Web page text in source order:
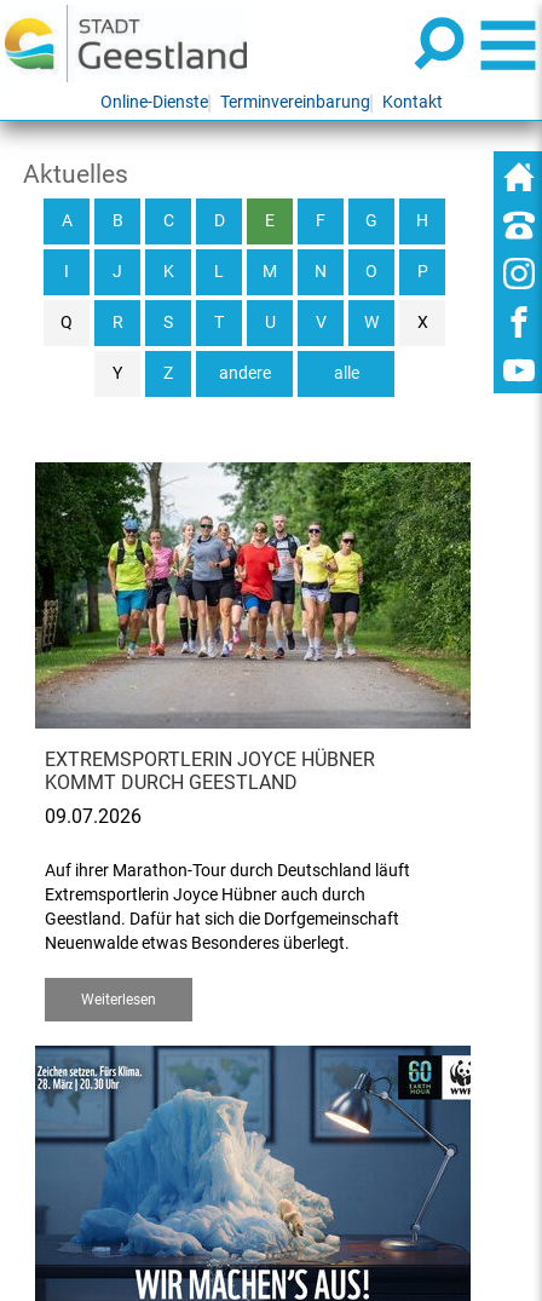
Online-Dienste Terminvereinbarung Kontakt
Aktuelles
alle
A B C D E F G H
I J K L M N O P
Q R S T U V W X
Y Z andere
EXTREMSPORTLERIN JOYCE HÜBNER
KOMMT DURCH GEESTLAND
09.07.2026
Auf ihrer Marathon-Tour durch Deutschland läuft
Extremsportlerin Joyce Hübner auch durch
Geestland. Dafür hat sich die Dorfgemeinschaft
Neuenwalde etwas Besonderes überlegt.
Weiterlesen